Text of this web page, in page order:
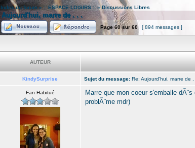
Index du forum » :: ESPACE LOISIRS ::»Discussions Libres
Aujourd'hui, marre de . . .
Page60sur 60 [ 894 messages ]
AUTEUR
KindySurprise Sujet du message: Re: Aujourd'hui, marre de .
Fan Habitué
Marre que mon coeur s'emballe
problÃ¨me mdr)